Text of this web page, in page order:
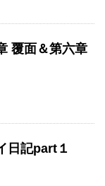
覆面＆第六章
日記part１